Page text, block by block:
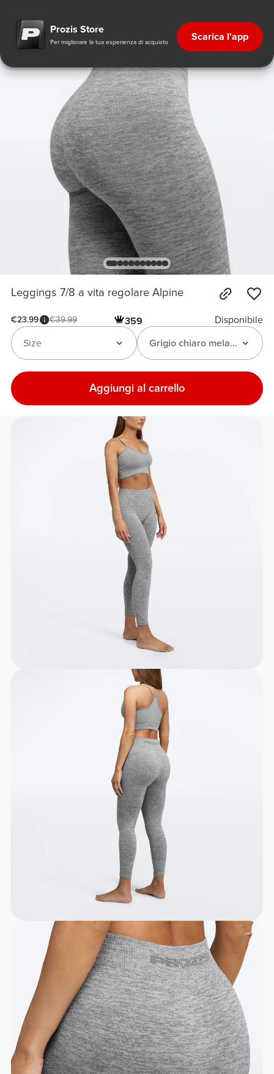
Prozis Store
Per migliorare la tua esperienza di acquisto Scarica l'app
Leggings 7/8 a vita regolare Alpine
€23.99 €39.99 359
Disponibile
Grigio chiaro melange
Size
Aggiungi al carrello